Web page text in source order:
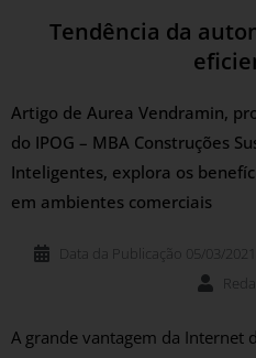
Tendência da
Artigo de Aurea Vendramin,
do IPOG – MBA Construções
Inteligentes, explora os
em ambientes comerciais
Data da Publicação 05/03/2021
A grande vantagem da Internet